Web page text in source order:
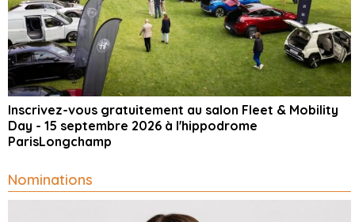
Inscrivez-vous gratuitement au salon Fleet & Mobility
Day - 15 septembre 2026 à l'hippodrome
ParisLongchamp
Nominations